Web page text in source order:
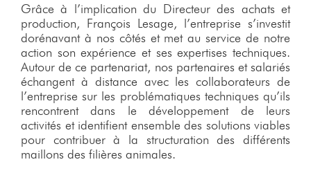
Grâce à l’implication du Directeur des achats et
production, François Lesage, l’entreprise s’investit
dorénavant à nos côtés et met au service de notre
action son expérience et ses expertises techniques.
Autour de ce partenariat, nos partenaires et salariés
échangent à distance avec les collaborateurs de
l’entreprise sur les problématiques techniques qu’ils
rencontrent dans le développement de leurs
activités et identifient ensemble des solutions viables
pour contribuer à la structuration des différents
maillons des filières animales.